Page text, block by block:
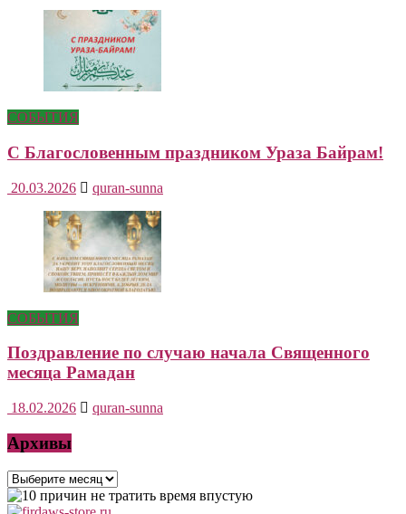
СОБЫТИЯ
С Благословенным праздником Ураза Байрам!
20.03.2026 quran-sunna
СОБЫТИЯ
Поздравление по случаю начала Священного
месяца Рамадан
18.02.2026 quran-sunna
Архивы
Архивы